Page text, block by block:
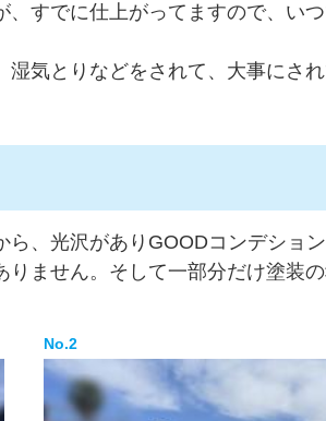
すでに仕上がってますので、い
気とりなどをされて、大事にさ
、光沢がありGOODコンデション
ません。そして一部分だけ塗装
No.2